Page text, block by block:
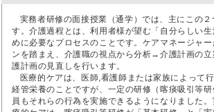
実務者研修の面接授業（通学）では、主にこの２
す。介護過程とは、利用者様が望む「自分らしい
めに必要なプロセスのことです。ケアマネージャ
ンを踏まえ、介護職の視点から分析→介護計画の
護計画の見直しを行います。
医療的ケアは、医師,看護師または家族によって
経管栄養のことですが、一定の研修（喀痰吸引等
員もそれらの行為を実施できるようになりました